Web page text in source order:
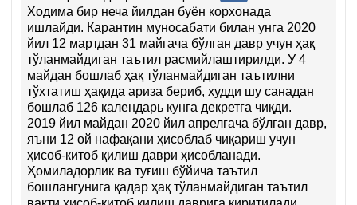
Ходима бир неча йилдан буён корхонада
ишлайди. Карантин муносабати билан унга 2020
йил 12 мартдан 31 майгача бўлган давр учун ҳақ
тўланмайдиган таътил расмийлаштирилди. У 4
майдан бошлаб ҳақ тўланмайдиган таътилни
тўхтатиш ҳақида ариза бериб, худди шу санадан
бошлаб 126 календарь кунга декретга чиқди.
2019 йил майдан 2020 йил апрелгача бўлган давр,
яъни 12 ой нафақани ҳисоблаб чиқариш учун
ҳисоб-китоб қилиш даври ҳисобланади.
Ҳомиладорлик ва туғиш бўйича таътил
бошлангунига қадар ҳақ тўланмайдиган таътил